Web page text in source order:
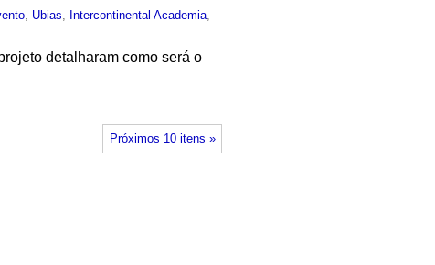
, Ubias, Intercontinental Academia,
detalharam como será o
Próximos 10 itens »